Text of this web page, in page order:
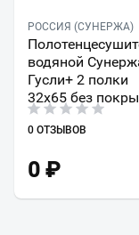
РОССИЯ (СУНЕРЖА)
водяной
Гусли+ 2 полки
32х65 без
0 ОТЗЫВОВ
0 ₽